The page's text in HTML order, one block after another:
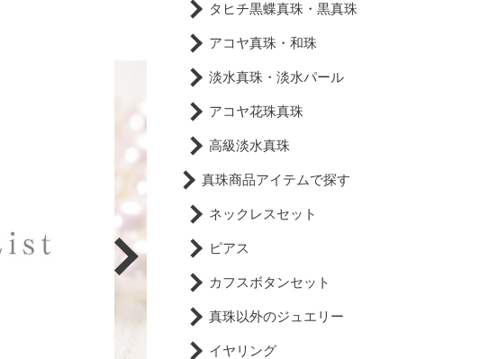
タヒチ黒蝶真珠・黒真珠
アコヤ真珠・和珠
淡水真珠・淡水パール
アコヤ花珠真珠
高級淡水真珠
真珠商品アイテムで探す
ネックレスセット
ピアス
カフスボタンセット
真珠以外のジュエリー
イヤリング